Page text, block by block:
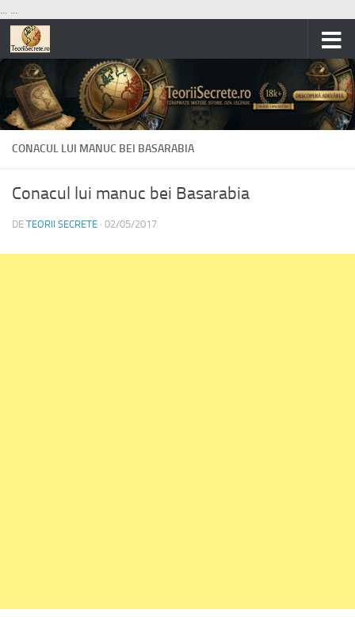
... ...
Skip to content
CONACUL LUI MANUC BEI BASARABIA
Conacul lui manuc bei Basarabia
DE TEORII SECRETE · 02/05/2017